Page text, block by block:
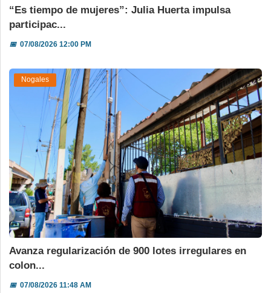
“Es tiempo de mujeres”: Julia Huerta impulsa
participac...
📅07/08/2026 12:00 PM
Nogales
Avanza regularización de 900 lotes irregulares en
colon...
📅07/08/2026 11:48 AM